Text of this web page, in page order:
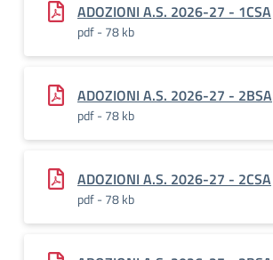
ADOZIONI A.S. 2026-27 - 1CSA
pdf - 78 kb
ADOZIONI A.S. 2026-27 - 2BSA
pdf - 78 kb
ADOZIONI A.S. 2026-27 - 2CSA
pdf - 78 kb